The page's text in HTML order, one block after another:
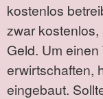
kostenlos
zwar
Geld. Um
erwirtschaften,
eingebaut.